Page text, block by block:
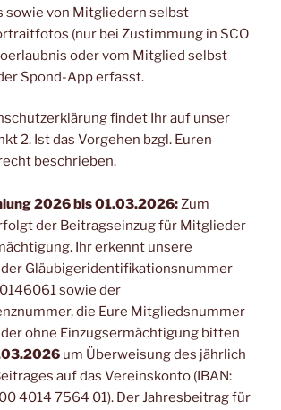
sowie von Mitgliedern selbst
(nur bei Zustimmung in SCO
oder vom Mitglied selbst
Spond-App erfasst.
findet Ihr auf unser
2. Ist das Vorgehen bzgl. Euren
beschrieben.
2026 bis 01.03.2026:Zum
der Beitragseinzug für Mitglieder
Ihr erkennt unsere
Gläubigeridentifikationsnummer
sowie der
die Eure Mitgliedsnummer
ohne Einzugsermächtigung bitten
um Überweisung des jährlich
auf das Vereinskonto (IBAN:
4014 7564 01). Der Jahresbeitrag für